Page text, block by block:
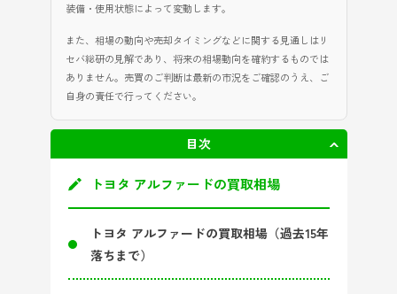
装備・使用状態によって変動します。
また、相場の動向や売却タイミングなどに関する見通しはリ
セバ総研の見解であり、将来の相場動向を確約するものでは
ありません。売買のご判断は最新の市況をご確認のうえ、ご
自身の責任で行ってください。
目次 非表示
トヨタ アルファードの買取相場
トヨタ アルファードの買取相場（過去15年
落ちまで）